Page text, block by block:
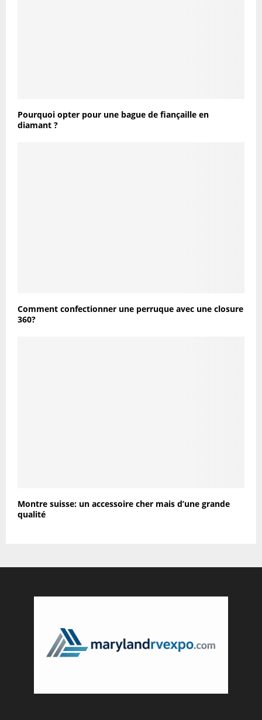
Pourquoi opter pour une bague de fiançaille en
diamant ?
Comment confectionner une perruque avec une closure
360?
Montre suisse: un accessoire cher mais d’une grande
qualité